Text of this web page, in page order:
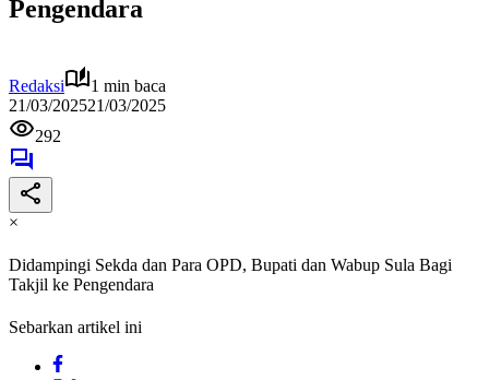
Pengendara
Redaksi
1 min baca
21/03/202521/03/2025
292
×
Didampingi Sekda dan Para OPD, Bupati dan Wabup Sula Bagi
Takjil ke Pengendara
Sebarkan artikel ini